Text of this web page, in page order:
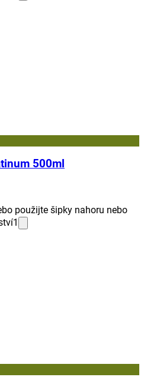
500ml
použijte šipky nahoru nebo
1